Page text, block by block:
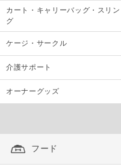
カート・キャリーバッグ・スリン
グ
ケージ・サークル
介護サポート
オーナーグッズ
フード